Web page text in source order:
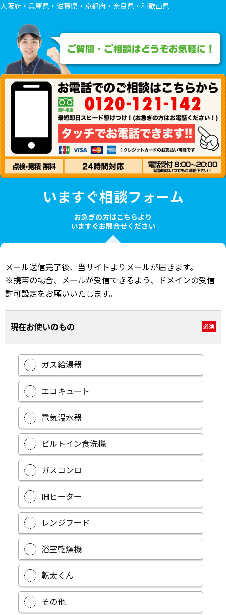
大阪府・兵庫県・滋賀県・京都府・奈良県・和歌山県
いますぐ相談フォーム
お急ぎの方はこちらより
いますぐお問合せください
メール送信完了後、当サイトよりメールが届きます。
※携帯の場合、メールが受信できるよう、ドメインの受信
許可設定をお願いいたします。
現在お使いのもの 必須
ガス給湯器
エコキュート
電気温水器
ビルトイン食洗機
ガスコンロ
IHヒーター
レンジフード
浴室乾燥機
乾太くん
その他